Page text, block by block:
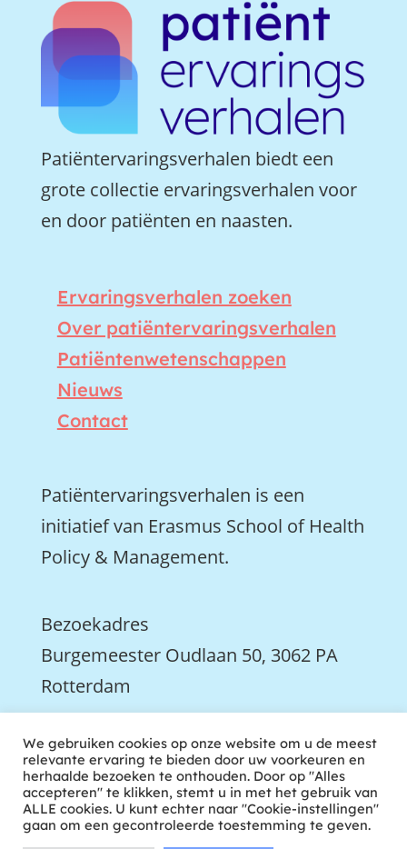
Patiëntervaringsverhalen biedt een
grote collectie ervaringsverhalen voor
en door patiënten en naasten.
Ervaringsverhalen zoeken
Over patiëntervaringsverhalen
Patiëntenwetenschappen
Nieuws
Contact
Patiëntervaringsverhalen is een
initiatief van Erasmus School of Health
Policy & Management.
Bezoekadres
Burgemeester Oudlaan 50, 3062 PA
Rotterdam
 We zijn ook actief op LinkedIn
We gebruiken cookies op onze website om u de meest
relevante ervaring te bieden door uw voorkeuren en
herhaalde bezoeken te onthouden. Door op "Alles
accepteren" te klikken, stemt u in met het gebruik van
ALLE cookies. U kunt echter naar "Cookie-instellingen"
gaan om een gecontroleerde toestemming te geven.